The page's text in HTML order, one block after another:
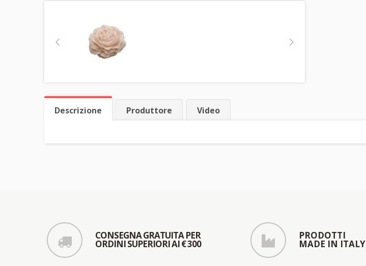
Descrizione Produttore Video
CONSEGNA GRATUITA PER
ORDINI SUPERIORI AI € 300
PRODOTTI
MADE IN ITALY